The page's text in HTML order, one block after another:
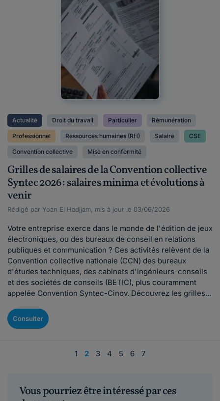
Actualité Droit du travail Particulier Rémunération
Professionnel Ressources humaines (RH) Salaire CSE
Convention collective Mise en conformité
Grilles de salaires de la Convention collective
Syntec 2026 : salaires minima et évolutions à
venir
Rédigé par Yoan El Hadjjam, mis à jour le 03/06/2026
Votre entreprise exerce dans le monde de l'édition de jeux
électroniques, ou des bureaux de conseil en relations
publiques et communication ? Ces activités relèvent de la
Convention collective nationale (CCN) des bureaux
d'études techniques, des cabinets d'ingénieurs-conseils
et des sociétés de conseils (BETIC), plus couramment
appelée Convention Syntec-Cinov. Découvrez les grilles...
Consulter
1 2 3 4 5 6 7
Vous pourriez être intéressé par ces